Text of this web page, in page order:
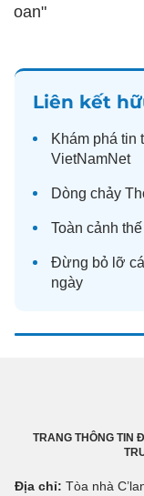
oan"
Liên kết
Khám phá tin
VietNamNet
Dòng chảy
Toàn cảnh
Đừng bỏ lỡ
ngày
TRANG THÔNG TIN
Địa chỉ: Tòa nhà